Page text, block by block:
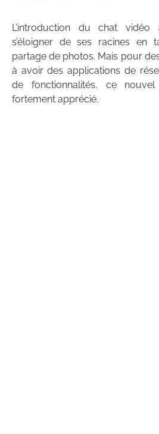
L’introduction du chat vidéo
s’éloigner de ses racines en
partage de photos. Mais pour
à avoir des applications de
de fonctionnalités, ce
fortement apprécié.